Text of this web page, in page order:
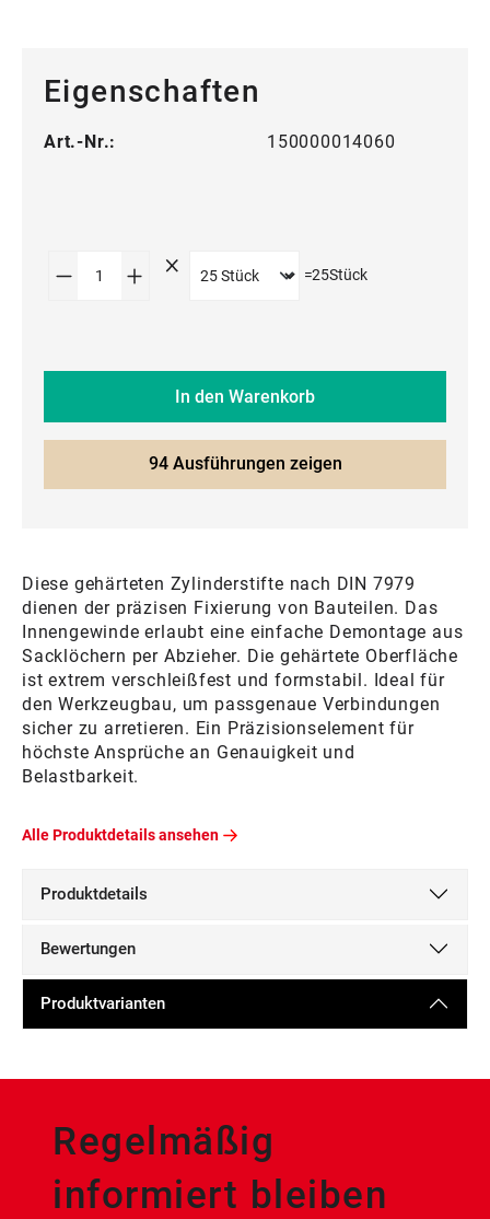
Eigenschaften
Art.-Nr.: 150000014060
Produkt Anzahl: Gib den gewünschten
=25Stück
In den Warenkorb
94 Ausführungen zeigen
Diese gehärteten Zylinderstifte nach DIN 7979
dienen der präzisen Fixierung von Bauteilen. Das
Innengewinde erlaubt eine einfache Demontage aus
Sacklöchern per Abzieher. Die gehärtete Oberfläche
ist extrem verschleißfest und formstabil. Ideal für
den Werkzeugbau, um passgenaue Verbindungen
sicher zu arretieren. Ein Präzisionselement für
höchste Ansprüche an Genauigkeit und
Belastbarkeit.
Alle Produktdetails ansehen
Produktdetails
Bewertungen
Produktvarianten
Regelmäßig
informiert bleiben